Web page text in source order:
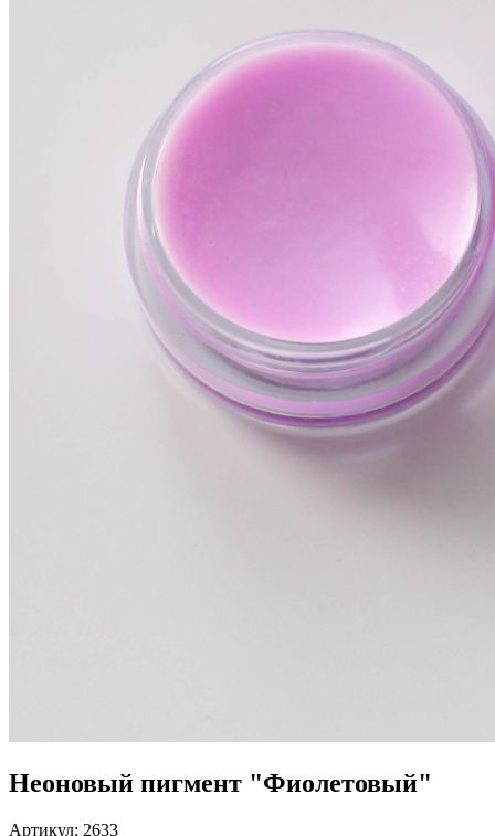
Неоновый пигмент "Фиолетовый"
Артикул: 2633